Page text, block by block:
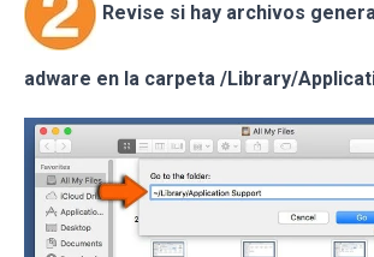
Revise si hay archivos
adware en la carpeta /Library/